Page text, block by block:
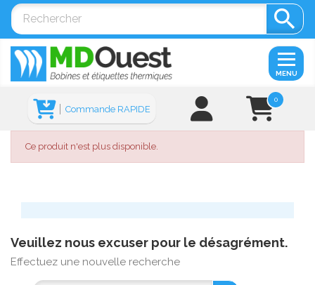

0
Commande RAPIDE
MENU
Ce produit n'est plus disponible.
Veuillez nous excuser pour le désagrément.
Effectuez une nouvelle recherche